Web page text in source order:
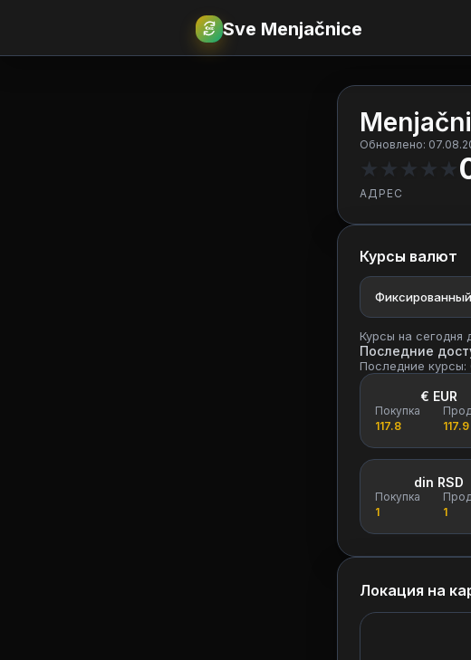
€RSD Sve Menjačnice
Обновлено:
★ ★ ★ ★ ★
АДРЕС
Курсы валют
Курсы на сегодня
Последние
Последние курсы:
€ EUR
Покупка
117.8
117.9
din RSD
Покупка
1
1
Локация на